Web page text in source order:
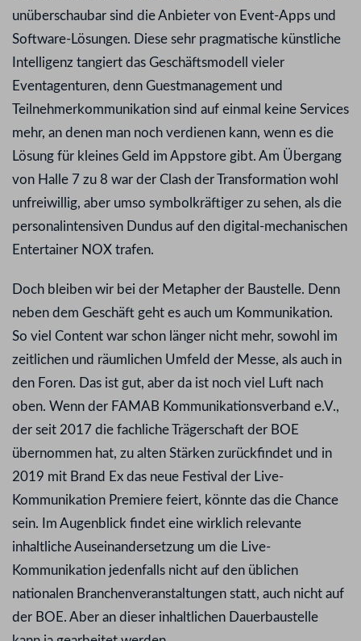
unüberschaubar sind die Anbieter von Event-Apps und
Software-Lösungen. Diese sehr pragmatische künstliche
Intelligenz tangiert das Geschäftsmodell vieler
Eventagenturen, denn Guestmanagement und
Teilnehmerkommunikation sind auf einmal keine Services
mehr, an denen man noch verdienen kann, wenn es die
Lösung für kleines Geld im Appstore gibt. Am Übergang
von Halle 7 zu 8 war der Clash der Transformation wohl
unfreiwillig, aber umso symbolkräftiger zu sehen, als die
personalintensiven Dundus auf den digital-mechanischen
Entertainer NOX trafen.
Doch bleiben wir bei der Metapher der Baustelle. Denn
neben dem Geschäft geht es auch um Kommunikation.
So viel Content war schon länger nicht mehr, sowohl im
zeitlichen und räumlichen Umfeld der Messe, als auch in
den Foren. Das ist gut, aber da ist noch viel Luft nach
oben. Wenn der FAMAB Kommunikationsverband e.V.,
der seit 2017 die fachliche Trägerschaft der BOE
übernommen hat, zu alten Stärken zurückfindet und in
2019 mit Brand Ex das neue Festival der Live-
Kommunikation Premiere feiert, könnte das die Chance
sein. Im Augenblick findet eine wirklich relevante
inhaltliche Auseinandersetzung um die Live-
Kommunikation jedenfalls nicht auf den üblichen
nationalen Branchenveranstaltungen statt, auch nicht auf
der BOE. Aber an dieser inhaltlichen Dauerbaustelle